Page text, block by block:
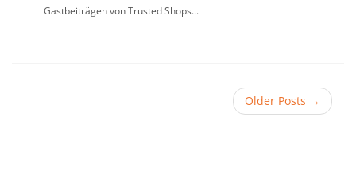
Gastbeiträgen von Trusted Shops...
Older Posts →